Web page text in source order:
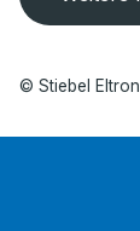
© Stiebel Eltron